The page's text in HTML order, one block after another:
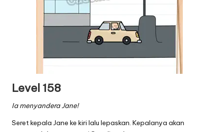
Level 158
Ia menyandera Jane!
Seret kepala Jane ke kiri lalu lepaskan. Kepalanya akan